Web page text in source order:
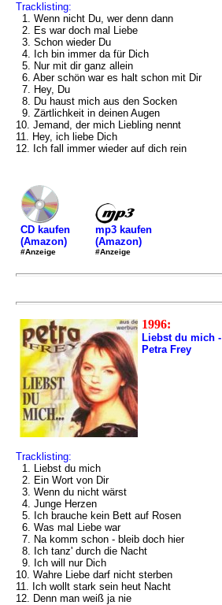
Tracklisting:
1. Wenn nicht Du, wer denn dann
2. Es war doch mal Liebe
3. Schon wieder Du
4. Ich bin immer da für Dich
5. Nur mit dir ganz allein
6. Aber schön war es halt schon mit Dir
7. Hey, Du
8. Du haust mich aus den Socken
9. Zärtlichkeit in deinen Augen
10. Jemand, der mich Liebling nennt
11. Hey, ich liebe Dich
12. Ich fall immer wieder auf dich rein
CD kaufen
(Amazon)
#Anzeige
mp3 kaufen
(Amazon)
#Anzeige
1996:
Liebst du mich -
Petra Frey
Tracklisting:
1. Liebst du mich
2. Ein Wort von Dir
3. Wenn du nicht wärst
4. Junge Herzen
5. Ich brauche kein Bett auf Rosen
6. Was mal Liebe war
7. Na komm schon - bleib doch hier
8. Ich tanz' durch die Nacht
9. Ich will nur Dich
10. Wahre Liebe darf nicht sterben
11. Ich wollt stark sein heut Nacht
12. Denn man weiß ja nie